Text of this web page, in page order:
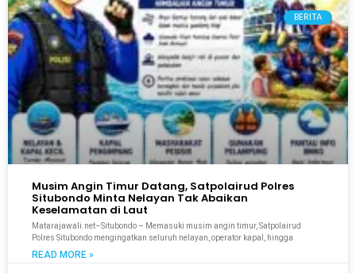
BERITA
Musim Angin Timur Datang, Satpolairud Polres
Situbondo Minta Nelayan Tak Abaikan
Keselamatan di Laut
Matarajawali.net–Situbondo – Memasuki musim angin timur, Satpolairud
Polres Situbondo mengingatkan seluruh nelayan, operator kapal, hingga
READ MORE »